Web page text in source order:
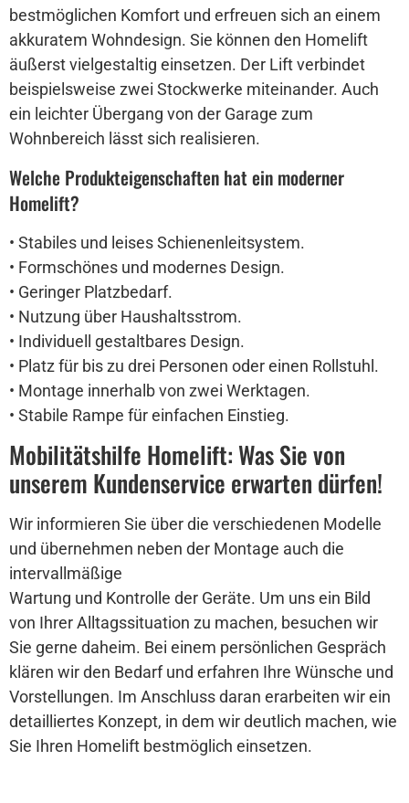
bestmöglichen Komfort und erfreuen sich an einem
akkuratem Wohndesign. Sie können den Homelift
äußerst vielgestaltig einsetzen. Der Lift verbindet
beispielsweise zwei Stockwerke miteinander. Auch
ein leichter Übergang von der Garage zum
Wohnbereich lässt sich realisieren.
Welche Produkteigenschaften hat ein moderner
Homelift?
• Stabiles und leises Schienenleitsystem.
• Formschönes und modernes Design.
• Geringer Platzbedarf.
• Nutzung über Haushaltsstrom.
• Individuell gestaltbares Design.
• Platz für bis zu drei Personen oder einen Rollstuhl.
• Montage innerhalb von zwei Werktagen.
• Stabile Rampe für einfachen Einstieg.
Mobilitätshilfe Homelift: Was Sie von
unserem Kundenservice erwarten dürfen!
Wir informieren Sie über die verschiedenen Modelle
und übernehmen neben der Montage auch die
intervallmäßige
Wartung und Kontrolle der Geräte. Um uns ein Bild
von Ihrer Alltagssituation zu machen, besuchen wir
Sie gerne daheim. Bei einem persönlichen Gespräch
klären wir den Bedarf und erfahren Ihre Wünsche und
Vorstellungen. Im Anschluss daran erarbeiten wir ein
detailliertes Konzept, in dem wir deutlich machen, wie
Sie Ihren Homelift bestmöglich einsetzen.